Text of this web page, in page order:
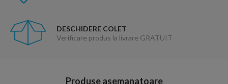
DESCHIDERE COLET
Verificare produs la livrare GRATUIT
Produse asemanatoare